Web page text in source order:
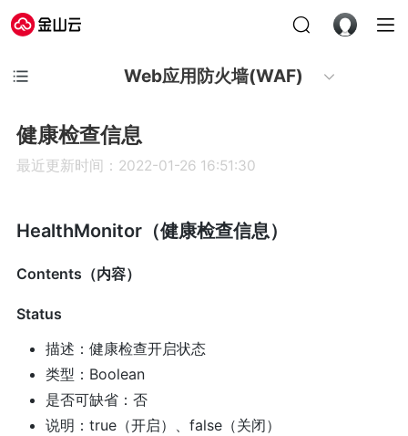
Web应用防火墙(WAF)
健康检查信息
最近更新时间：2022-01-26 16:51:30
HealthMonitor（健康检查信息）
Contents（内容）
Status
描述：健康检查开启状态
类型：Boolean
是否可缺省：否
说明：true（开启）、false（关闭）